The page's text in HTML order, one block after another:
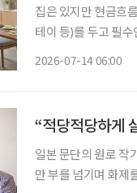
집은 있지만 현금흐
테이 등)를 두고 필
2026-07-14 06:00
“적당적당하게
일본 문단의 원로 작
만 부를 넘기며 화제